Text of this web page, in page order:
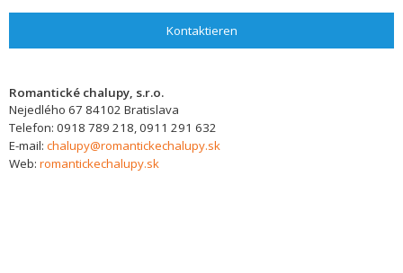
Kontaktieren
Romantické chalupy, s.r.o.
Nejedlého 67 84102 Bratislava
Telefon: 0918 789 218, 0911 291 632
E-mail: chalupy@romantickechalupy.sk
Web: romantickechalupy.sk